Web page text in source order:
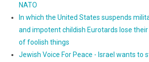
NATO
In which the United States suspends
and impotent childish Eurotards lose
of foolish things
Jewish Voice For Peace - Israel wants to